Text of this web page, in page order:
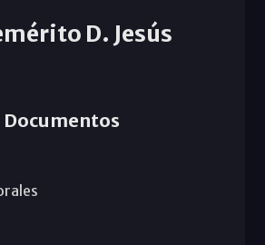
D. Jesús
Documentos